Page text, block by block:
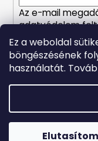
Ez a weboldal
böngészésének
használatát.
Elutasítom
Forró napokon nem
történő kézbesítést. A
termékek átvételkor
Az e-mail
adatvédelem
FELIRATKOZÁS
Copyright 2026